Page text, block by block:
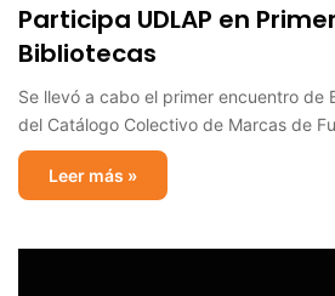
Participa UDLAP en
Bibliotecas
Se llevó a cabo el primer encuentro de
del Catálogo Colectivo de Marcas de
Leer más »